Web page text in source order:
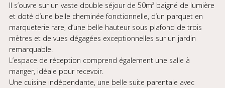
Il s’ouvre sur un vaste double séjour de 50m² baigné de lumière
et doté d’une belle cheminée fonctionnelle, d’un parquet en
marqueterie rare, d’une belle hauteur sous plafond de trois
mètres et de vues dégagées exceptionnelles sur un jardin
remarquable.
L’espace de réception comprend également une salle à
manger, idéale pour recevoir.
Une cuisine indépendante, une belle suite parentale avec